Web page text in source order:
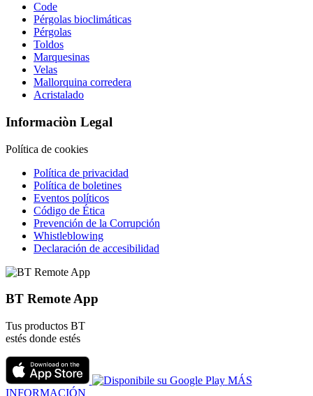
Code
Pérgolas bioclimáticas
Pérgolas
Toldos
Marquesinas
Velas
Mallorquina corredera
Acristalado
Informaciòn Legal
Política de cookies
Política de privacidad
Política de boletines
Eventos políticos
Código de Ética
Prevención de la Corrupción
Whistleblowing
Declaración de accesibilidad
BT Remote App
Tus productos BT
estés donde estés
MÁS
INFORMACIÓN